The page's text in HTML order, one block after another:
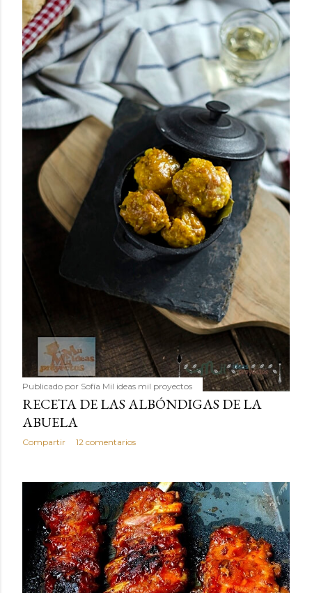
Publicado por Sofía Mil ideas mil proyectos
RECETA DE LAS ALBÓNDIGAS DE LA
ABUELA
Compartir 12 comentarios